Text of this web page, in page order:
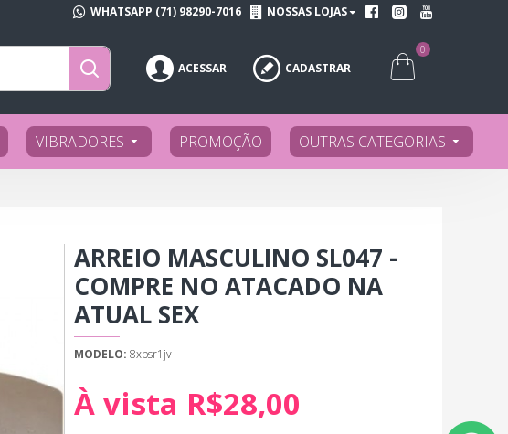
WHATSAPP (71) 98290-7016 NOSSAS LOJAS
ACESSAR CADASTRAR
0
VIBRADORES PROMOÇÃO OUTRAS CATEGORIAS
ARREIO MASCULINO SL047 -
COMPRE NO ATACADO NA
ATUAL SEX
À vista R$28,00
MODELO: 8xbsr1jv